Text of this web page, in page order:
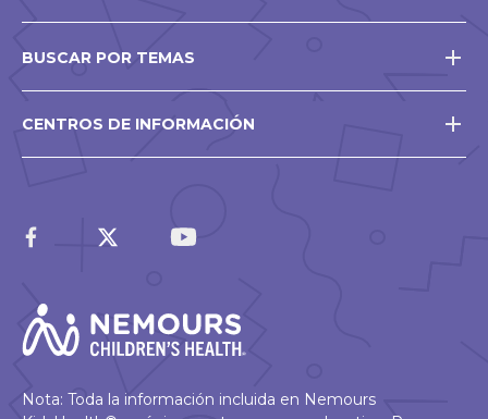
BUSCAR POR TEMAS
CENTROS DE INFORMACIÓN
Nota: Toda la información incluida en Nemours